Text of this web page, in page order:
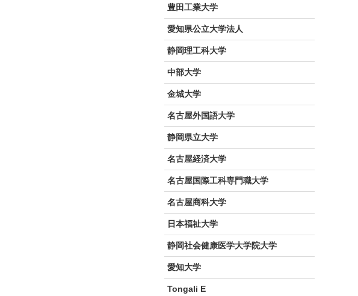
豊田工業大学
愛知県公立大学法人
静岡理工科大学
中部大学
金城大学
名古屋外国語大学
静岡県立大学
名古屋経済大学
名古屋国際工科専門職大学
名古屋商科大学
日本福祉大学
静岡社会健康医学大学院大学
愛知大学
Tongali E